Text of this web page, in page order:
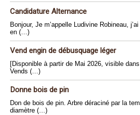
Candidature Alternance
Bonjour, Je m’appelle Ludivine Robineau,
en (…)
Vend engin de débusquage léger
[Disponible à partir de Mai 2026, visible
Vends (…)
Donne bois de pin
Don de bois de pin. Arbre déraciné par la
diamètre (…)